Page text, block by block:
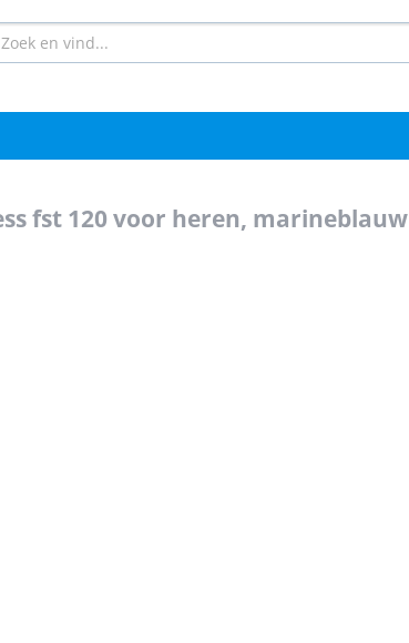
fst 120 voor heren, marineblauw